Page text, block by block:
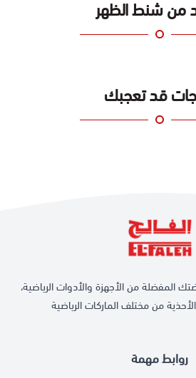
من شنط الظهر
قد تعجبك
روابط مهمة
المفضلة من الأجهزة والأدوات الرياضية،
من مختلف الماركات الرياضية